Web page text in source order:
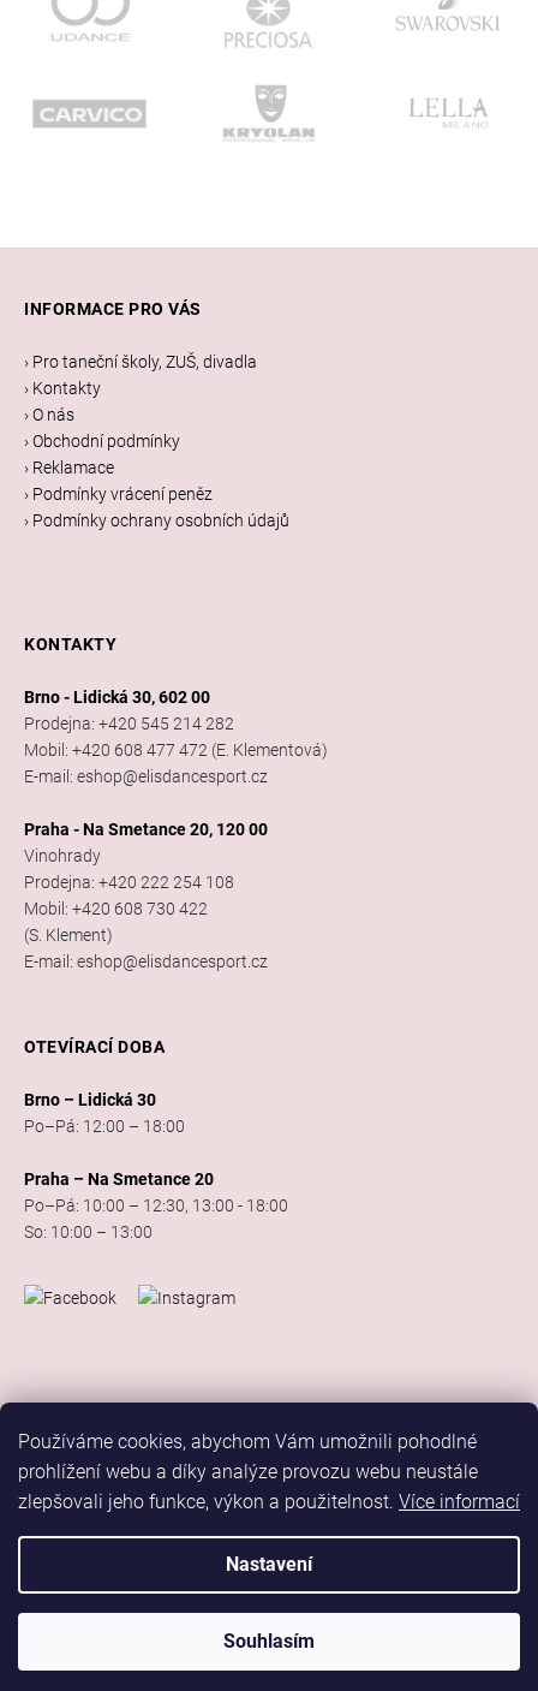
Používáme cookies, abychom Vám umožnili pohodlné
prohlížení webu a díky analýze provozu webu neustále
zlepšovali jeho funkce, výkon a použitelnost. Více informací
Nastavení
Souhlasím
INFORMACE PRO VÁS
› Pro taneční školy, ZUŠ, divadla
› Kontakty
› O nás
› Obchodní podmínky
› Reklamace
› Podmínky vrácení peněz
› Podmínky ochrany osobních údajů
KONTAKTY
Brno - Lidická 30, 602 00
Prodejna: +420 545 214 282
Mobil: +420 608 477 472 (E. Klementová)
E-mail: eshop@elisdancesport.cz
Praha - Na Smetance 20, 120 00
Vinohrady
Prodejna: +420 222 254 108
Mobil: +420 608 730 422
(S. Klement)
E-mail: eshop@elisdancesport.cz
OTEVÍRACÍ DOBA
Brno – Lidická 30
Po–Pá: 12:00 – 18:00
Praha – Na Smetance 20
Po–Pá: 10:00 – 12:30, 13:00 - 18:00
So: 10:00 – 13:00
Vytvořil Shoptet
Elis Dance Sport . Všechna práva vyhrazena.
Upravit nastavení cookiesMarketing